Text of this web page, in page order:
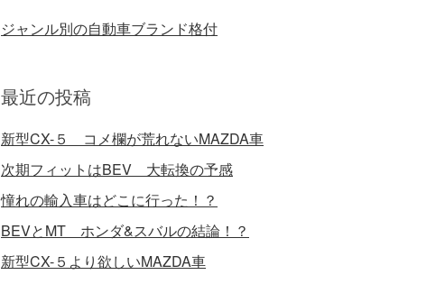
ジャンル別の自動車ブランド格付
最近の投稿
新型CX-５ コメ欄が荒れないMAZDA車
次期フィットはBEV 大転換の予感
憧れの輸入車はどこに行った！？
BEVとMT ホンダ&スバルの結論！？
新型CX-５より欲しいMAZDA車